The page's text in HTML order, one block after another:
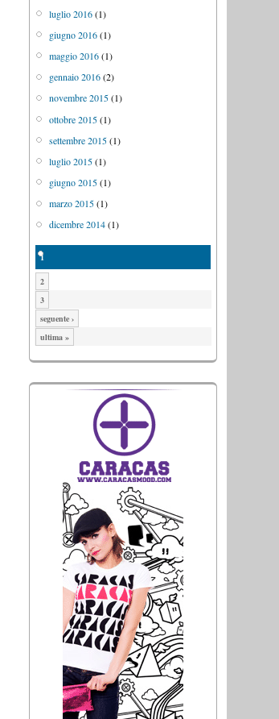
luglio 2016(1)
giugno 2016(1)
maggio 2016(1)
gennaio 2016(2)
novembre 2015(1)
ottobre 2015(1)
settembre 2015(1)
luglio 2015(1)
giugno 2015(1)
marzo 2015(1)
dicembre 2014(1)
1
2
3
seguente ›
ultima »